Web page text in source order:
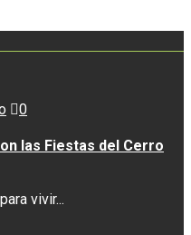
0
las Fiestas del Cerro
vivir...